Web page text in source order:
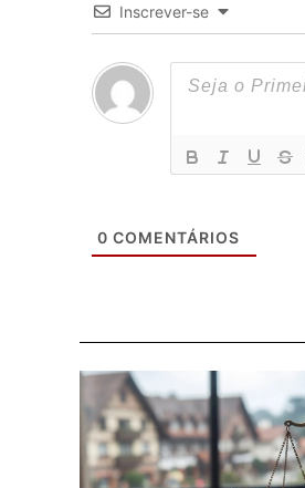
Inscrever-se
0 COMENTÁRIOS